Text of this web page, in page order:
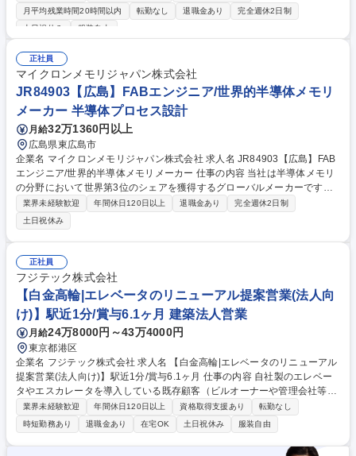
＆化粧品の営業活動をお任せいたします。 ◆お取引先様を訪問し、自社商
品の特徴や利点をプレゼン。既存の取引先の場合は、現状の課題に対する
品説明会を行なったり、販売戦略を一緒に考えたり、同行して提案を行な
ったり…といった活動がメインです。自社ブランドの拡販を積極的に進め
ていただけるよう、しっかりと関係性を築いていきましょう。 募集職種
【営業】オーガニック・ナチュラル食品＆化粧品の提案営業/フレックスタ
イム制
月平均残業時間20時間以内
転勤なし 退職金あり
完全週休2日制
土日祝休み
服装自由
正社員
マイクロンメモリジャパン株式会社
JR84903【広島】FABエンジニア/世界的半導体メモリ
メーカー 半導体プロセス設計
月給32万1360円以上
広島県東広島市
企業名 マイクロンメモリジャパン株式会社 求人名 JR84903【広島】FAB
エンジニア/世界的半導体メモリメーカー 仕事の内容 当社は半導体メモリ
の分野において世界第3位のシェアを獲得するグローバルメーカーです。
今回は、そんな当社のFABエンジニアとして、下記の業務をお任せ致しま
す。 【詳細】■生産能力分析と対策立案・実行 ■プロセス能力向上と生産
コスト削減 ■MOR/POR分析によるP2Pギャップ解消 ■各種半導体装置の
プロセスパラメータ設定 ■新規装置/材料の評価・導入・計画立案 ■異常分
析と改善活動 募集職種 JR84903【広島】FABエンジニア/世界的半導体メ
モリメーカー
業界未経験歓迎 年間休日120日以上 退職金あり
完全週休2日制
土日祝休み
正社員
フジテック株式会社
【白金高輪|エレベータのリニューアル提案営業(法人向
け)】駅近1分/賞与6.1ヶ月 建築法人営業
月給24万8000円～43万4000円
東京都港区
企業名 フジテック株式会社 求人名 【白金高輪|エレベータのリニューアル
提案営業(法人向け)】駅近1分/賞与6.1ヶ月 仕事の内容 自社製のエレベー
タやエスカレータを導入している既存顧客（ビルオーナーや管理会社等）
に対し、老朽化対策やバリアフリー、災害対策を目的としたリニューア
ル・改修プランをご提案する法人営業です。 【詳細】■既存顧客の情報収
集（図面や保守修理履歴の確認、現場確認、点検員との打合せ）■リニュ
ーアルプランの検討、作成、提案 ■見積書、契約書作成 【魅力】ニーズが
業界未経験歓迎 年間休日120日以上 資格取得支援あり
転勤なし
時短勤務あり
退職金あり 在宅OK 土日祝休み 服装自由